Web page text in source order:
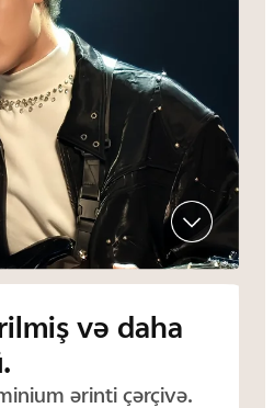
və daha
ərinti çərçivə.